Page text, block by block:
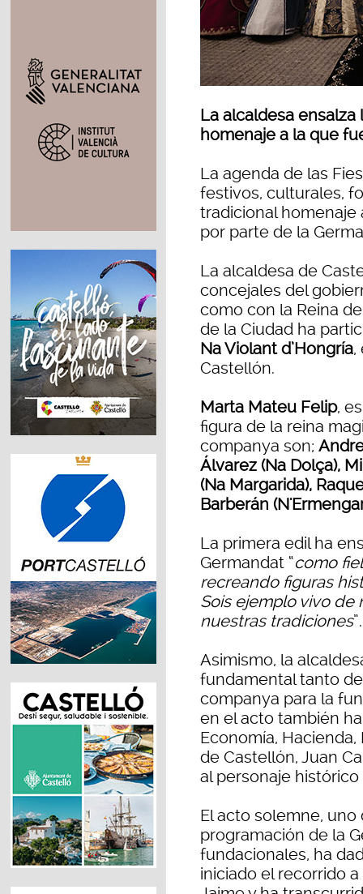
La alcaldesa
homenaje a la que
La agenda de las
festivos, culturales,
tradicional homenaje
por parte de la
La alcaldesa de
concejales del
como con la Reina
de la Ciudad ha
Na Violant d’Hongría,
Castellón.
Marta Mateu Felip,
figura de la reina
companya son;
Álvarez (Na Dolça),
(Na Margarida),
Barberán
La primera edil ha
Germandat “como
recreando figuras
Sois ejemplo vivo de
nuestras tradiciones”.
Asimismo, la
fundamental tanto
companya para la
en el acto también
Economía,
de Castellón, Juan
al personaje
El acto solemne,
programación de la
fundacionales, ha
iniciado el recorrido